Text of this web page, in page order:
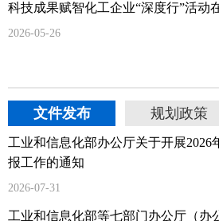
科技成果赋智化工企业“深度行”活动
2026-05-26
文件发布 规划政策
工业和信息化部办公厅关于开展2026
报工作的通知
2026-07-31
工业和信息化部等七部门办公厅（办